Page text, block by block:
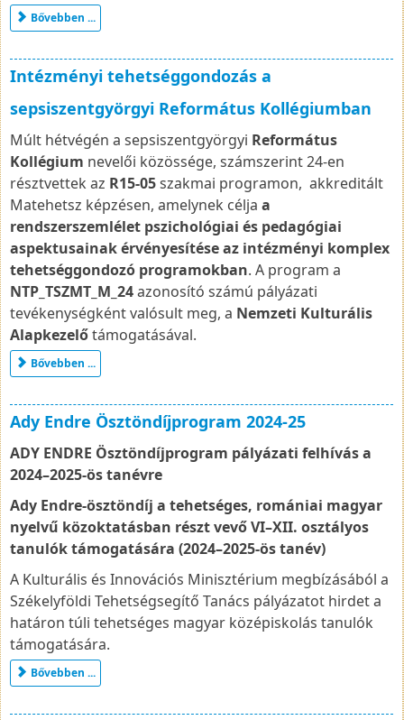
Bővebben ...
Intézményi tehetséggondozás a
sepsiszentgyörgyi Református Kollégiumban
Múlt hétvégén a sepsiszentgyörgyi Református
Kollégium nevelői közössége, számszerint 24-en
résztvettek az R15-05szakmai programon, akkreditált
Matehetsz képzésen, amelynek célja a
rendszerszemlélet pszichológiai és pedagógiai
aspektusainak érvényesítése az intézményi komplex
tehetséggondozó programokban. A program a
NTP_TSZMT_M_24azonosító számú pályázati
tevékenységként valósult meg, a Nemzeti Kulturális
Alapkezelőtámogatásával.
Bővebben ...
Ady Endre Ösztöndíjprogram 2024-25
ADY ENDRE Ösztöndíjprogram pályázati felhívás a
2024–2025-ös tanévre
Ady Endre-ösztöndíj a tehetséges, romániai magyar
nyelvű közoktatásban részt vevő VI–XII. osztályos
tanulók támogatására (2024–2025-ös tanév)
A Kulturális és Innovációs Minisztérium megbízásából a
Székelyföldi Tehetségsegítő Tanács pályázatot hirdet a
határon túli tehetséges magyar középiskolás tanulók
támogatására.
Bővebben ...